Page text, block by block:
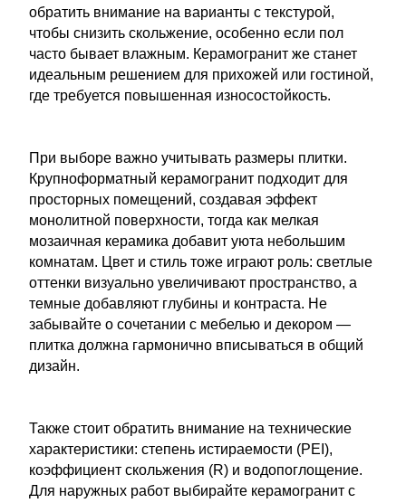
обратить внимание на варианты с текстурой,
чтобы снизить скольжение, особенно если пол
часто бывает влажным. Керамогранит же станет
идеальным решением для прихожей или гостиной,
где требуется повышенная износостойкость.
При выборе важно учитывать размеры плитки.
Крупноформатный керамогранит подходит для
просторных помещений, создавая эффект
монолитной поверхности, тогда как мелкая
мозаичная керамика добавит уюта небольшим
комнатам. Цвет и стиль тоже играют роль: светлые
оттенки визуально увеличивают пространство, а
темные добавляют глубины и контраста. Не
забывайте о сочетании с мебелью и декором —
плитка должна гармонично вписываться в общий
дизайн.
Также стоит обратить внимание на технические
характеристики: степень истираемости (PEI),
коэффициент скольжения (R) и водопоглощение.
Для наружных работ выбирайте керамогранит с